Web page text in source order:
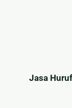
Jasa